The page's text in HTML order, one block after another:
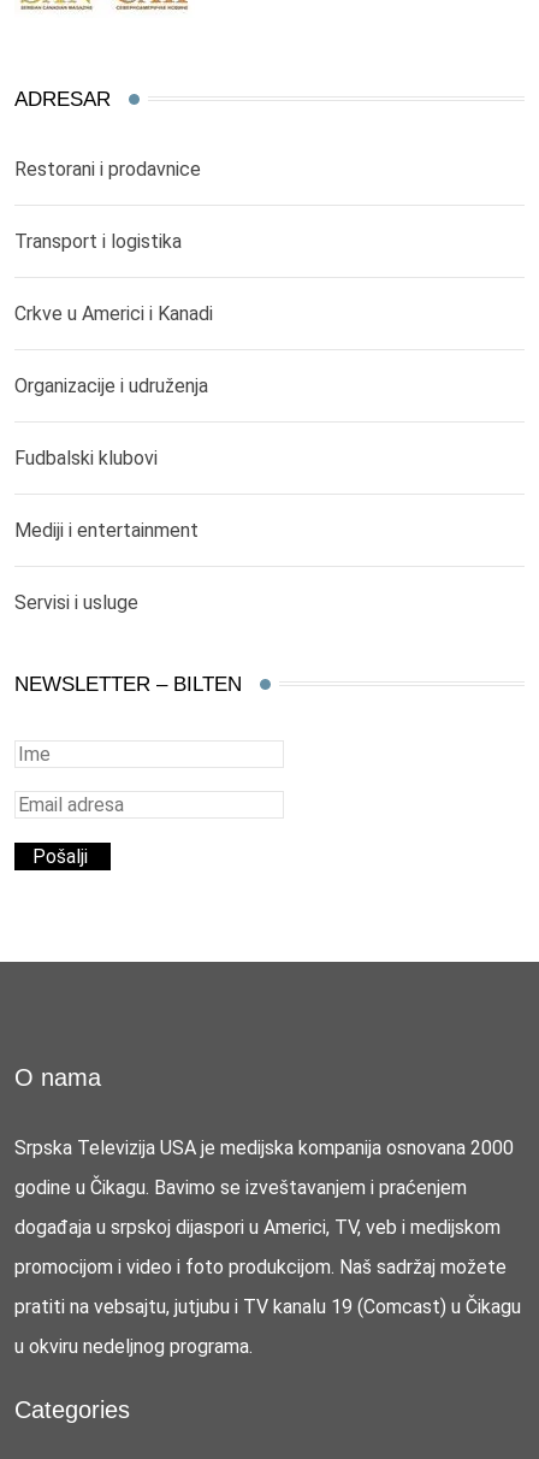
ADRESAR
Restorani i prodavnice
Transport i logistika
Crkve u Americi i Kanadi
Organizacije i udruženja
Fudbalski klubovi
Mediji i entertainment
Servisi i usluge
NEWSLETTER – BILTEN
O nama
Srpska Televizija USA je medijska kompanija osnovana 2000
godine u Čikagu. Bavimo se izveštavanjem i praćenjem
događaja u srpskoj dijaspori u Americi, TV, veb i medijskom
promocijom i video i foto produkcijom. Naš sadržaj možete
pratiti na vebsajtu, jutjubu i TV kanalu 19 (Comcast) u Čikagu
u okviru nedeljnog programa.
Categories